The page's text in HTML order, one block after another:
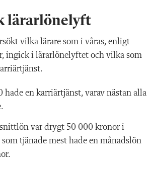
lärarlönelyft
vilka lärare som i våras, enligt
ingick i lärarlönelyftet och vilka som
hade en karriärtjänst, varav nästan alla
snittlön var drygt 50 000 kronor i
tjänade mest hade en månadslön